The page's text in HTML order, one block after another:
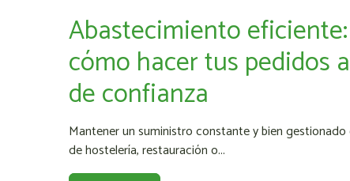
Abastecimiento
cómo hacer tus pedidos
de confianza
Mantener un suministro constante y bien
de hostelería, restauración o...